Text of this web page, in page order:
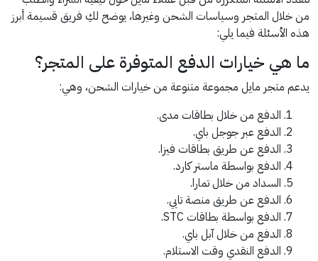
من خلال المتجر وسياسات الشحن وغيرها، يوضح لكِ فريق قسيمة أبرز
هذه الأسئلة فيما يلي:
ما هي خيارات الدفع المتوفرة على المتجر؟
يدعم متجر مايل مجموعة متنوعة من خيارات الشحن، وهي:
الدفع من خلال بطاقات مدى.
الدفع عبر جوجل باي.
الدفع عن طريق بطاقات فيزا.
الدفع بواسطة ماستر كارد.
السداد من خلال تمارا.
الدفع عن طريق منصة تابي.
الدفع بواسطة بطاقات STC.
الدفع من خلال آبل باي.
الدفع النقدي وقت الاستلام.